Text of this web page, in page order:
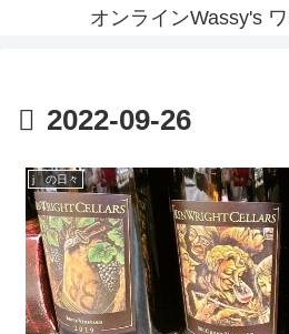
オンラインWassy's ワ
2022-09-26
j の日々